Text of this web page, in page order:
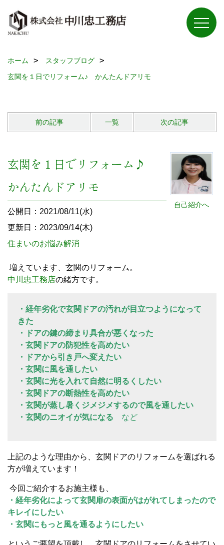
ホーム
スタッフブログ
玄関を１日でリフォーム♪ かんたんドアリモ
前の記事 一覧 次の記事
自己紹介へ
玄関を１日でリフォーム♪
かんたんドアリモ
公開日：2021/08/11(水)
更新日：2023/09/14(木)
住まいのお悩み解消
増えています、玄関のリフォーム。
中川忠工務店の緒方です。
・経年劣化で玄関ドアの汚れが目立つようになって
きた
・ドアの鍵の締まり具合が悪くなった
・玄関ドアの防犯性を高めたい
・ドアから引き戸へ変えたい
・玄関に風を通したい
・玄関に光を入れて自然に明るくしたい
・玄関ドアの断熱性を高めたい
・玄関が蒸し暑くジメジメするので風を通したい
・玄関のニオイが気になる など
上記のような理由から、玄関ドアのリフォームを選ばれる
方が増えています！
今回ご紹介するお施主様も、
・経年劣化によって玄関扉の表面がはがれてしまったので
キレイにしたい
・玄関にもっと風を通るようにしたい